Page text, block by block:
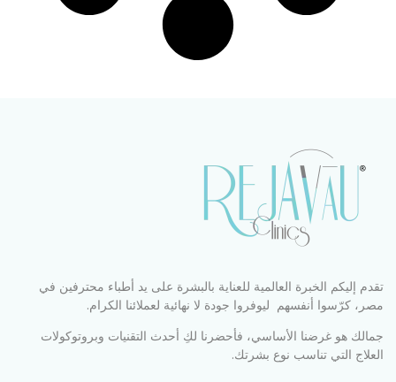
تقدم إليكم الخبرة العالمية للعناية بالبشرة على يد أطباء محترفين في
مصر، كرّسوا أنفسهم ليوفروا جودة لا نهائية لعملائنا الكرام.
جمالك هو غرضنا الأساسي، فأحضرنا لكِ أحدث التقنيات وبروتوكولات
العلاج التي تناسب نوع بشرتك.